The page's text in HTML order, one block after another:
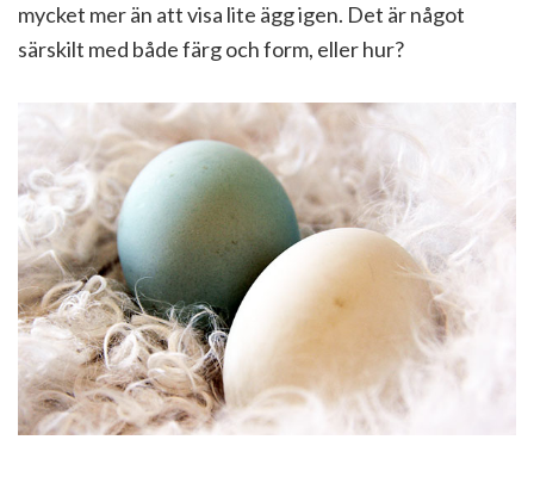
mycket mer än att visa lite ägg igen. Det är något
särskilt med både färg och form, eller hur?